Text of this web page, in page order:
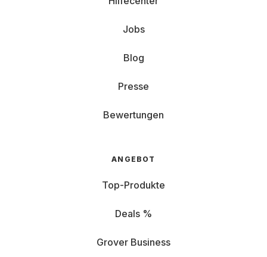
Jobs
Blog
Presse
Bewertungen
ANGEBOT
Top-Produkte
Deals %
Grover Business